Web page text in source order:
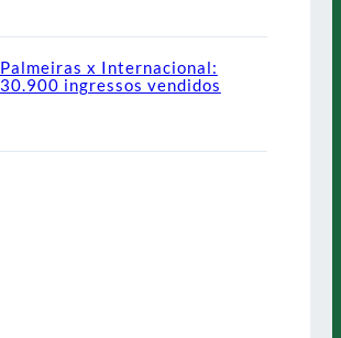
Palmeiras x Internacional:
30.900 ingressos vendidos